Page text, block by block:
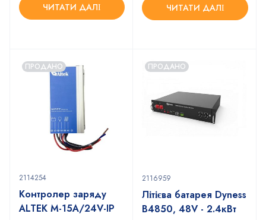
ЧИТАТИ ДАЛІ ЧИТАТИ ДАЛІ
ПРОДАНО
2114254
Контролер заряду
ALTEK M-15А/24V-IP
ПРОДАНО
2116959
Літієва батарея Dyness
B4850, 48V - 2.4кВт